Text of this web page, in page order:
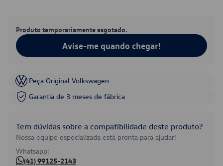
Produto temporariamente esgotado.
Avise-me quando chegar!
Peça Original Volkswagen
Garantia de 3 meses de fábrica
Tem dúvidas sobre a compatibilidade deste produto?
Nossa equipe especializada está pronta para ajudar!
Whatsapp:
(41) 99125-2143